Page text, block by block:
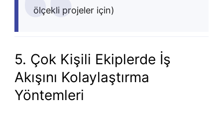
ölçekli projeler için)
5. Çok Kişili Ekiplerde İş
Akışını Kolaylaştırma
Yöntemleri